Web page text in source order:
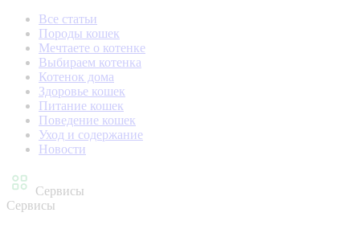
Все статьи
Породы кошек
Мечтаете о котенке
Выбираем котенка
Котенок дома
Здоровье кошек
Питание кошек
Поведение кошек
Уход и содержание
Новости
Сервисы
Сервисы